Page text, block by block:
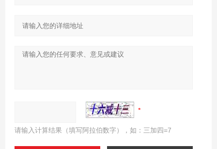
请输入计算结果（填写阿拉伯数字），如：三加四=7